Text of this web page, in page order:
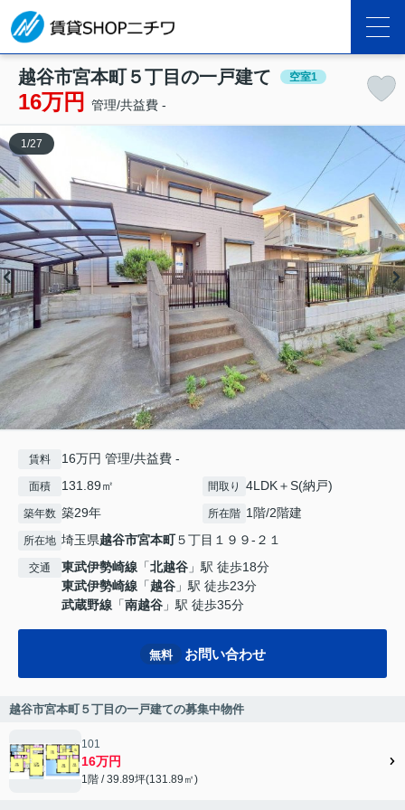
越谷市宮本町５丁目の一戸建て 空室1
16万円 管理/共益費 -
1 /27
賃料 16万円 管理/共益費 -
面積 131.89㎡ 間取り 4LDK＋S(納戸)
築年数 築29年 所在階 1階/2階建
所在地 埼玉県越谷市宮本町５丁目１９９-２１
交通 東武伊勢崎線 「北越谷 」駅 徒歩18分
東武伊勢崎線 「越谷 」駅 徒歩23分
武蔵野線 「南越谷 」駅 徒歩35分
無料 お問い合わせ
越谷市宮本町５丁目の一戸建ての募集中物件
101
16万円
1階 / 39.89坪(131.89㎡)